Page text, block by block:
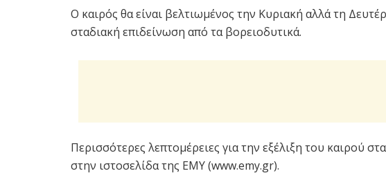
Ο καιρός θα είναι βελτιωμένος την Κυριακή αλλά τη
σταδιακή επιδείνωση από τα βορειοδυτικά.
Περισσότερες λεπτομέρειες για την εξέλιξη του καιρού
στην ιστοσελίδα της ΕΜΥ (www.emy.gr).